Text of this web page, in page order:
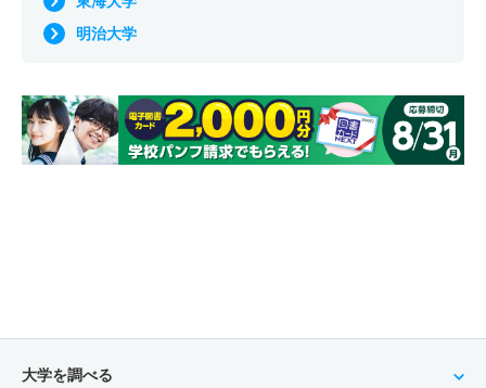
明治大学
大学を調べる